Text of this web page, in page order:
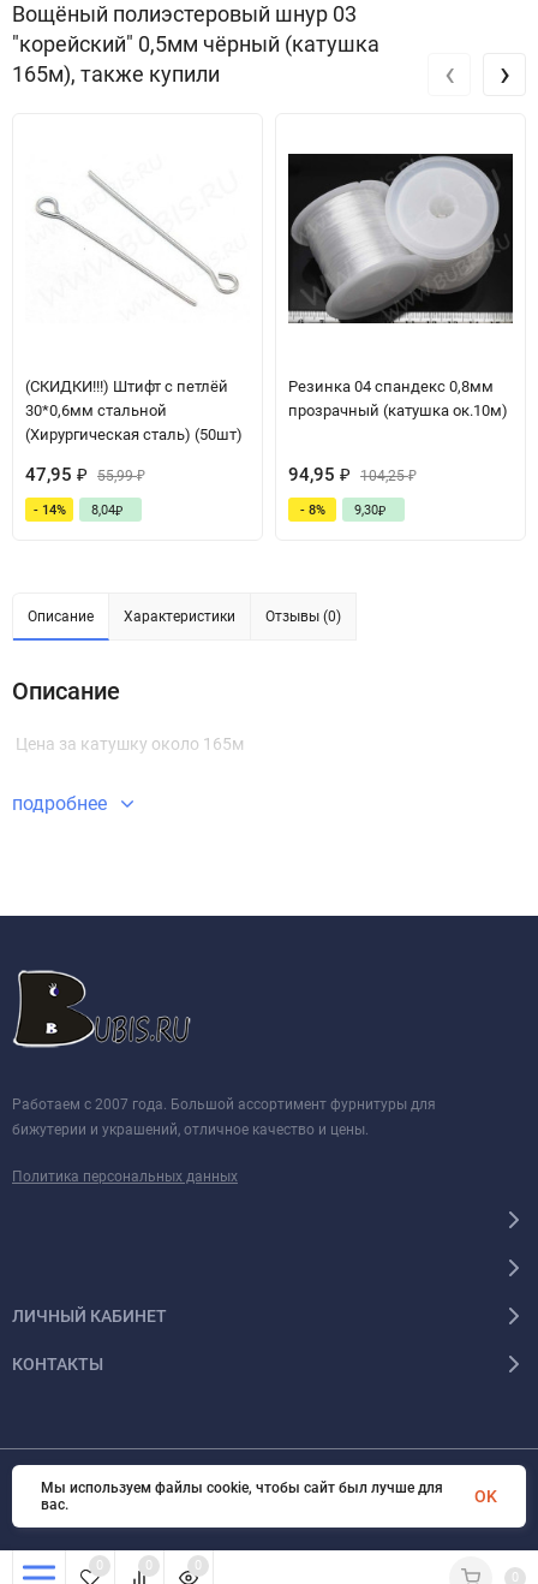
Вощёный полиэстеровый шнур 03
"корейский" 0,5мм чёрный (катушка
165м), также купили
(СКИДКИ!!!) Штифт с петлёй
30*0,6мм стальной
(Хирургическая сталь) (50шт)
47,95 ₽ 55,99₽
- 14% 8,04₽
Резинка 04 спандекс 0,8мм
прозрачный (катушка ок.10м)
94,95 ₽ 104,25₽
- 8% 9,30₽
‹ ›
Описание Характеристики Отзывы (0)
Описание
Цена за катушку около 165м
подробнее
Работаем с 2007 года. Большой ассортимент фурнитуры для
бижутерии и украшений, отличное качество и цены.
Политика персональных данных
ЛИЧНЫЙ КАБИНЕТ
КОНТАКТЫ
© 2026 BUBIS.RU Все права защищены
0 0 0
0
Мы используем файлы cookie, чтобы сайт был лучше для
вас.
OK